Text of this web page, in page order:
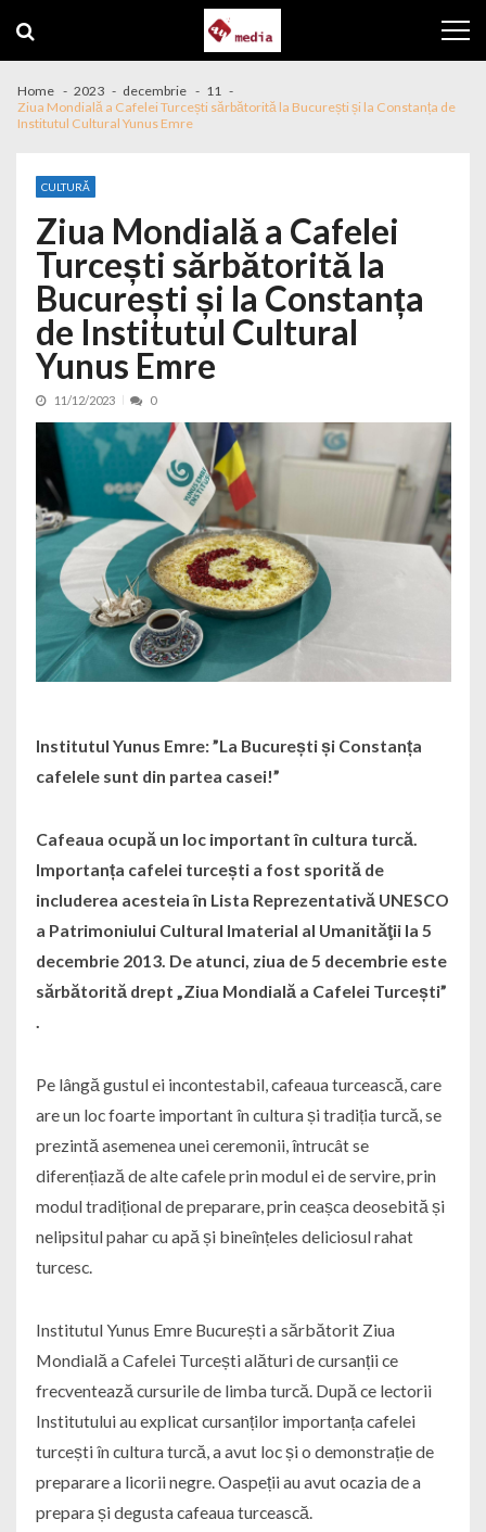
Home 2023 decembrie
11
Ziua Mondială a Cafelei Turcești sărbătorită la București și la Constanța de
Institutul Cultural Yunus Emre
CULTURĂ
Ziua Mondială a Cafelei
Turcești sărbătorită la
București și la Constanța
de Institutul Cultural
Yunus Emre
11/12/2023 0
Institutul Yunus Emre: ”La București și Constanța
cafelele sunt din partea casei!”
Cafeaua ocupă un loc important în cultura turcă.
Importanța cafelei turcești a fost sporită de
includerea acesteia în Lista Reprezentativă UNESCO
a Patrimoniului Cultural Imaterial al Umanităţii la 5
decembrie 2013. De atunci, ziua de 5 decembrie este
sărbătorită drept „Ziua Mondială a Cafelei Turcești”
.
Pe lângă gustul ei incontestabil, cafeaua turcească, care
are un loc foarte important în cultura și tradiția turcă, se
prezintă asemenea unei ceremonii, întrucât se
diferențiază de alte cafele prin modul ei de servire, prin
modul tradițional de preparare, prin ceașca deosebită și
nelipsitul pahar cu apă și bineînțeles deliciosul rahat
turcesc.
Institutul Yunus Emre București a sărbătorit Ziua
Mondială a Cafelei Turcești alături de cursanții ce
frecventează cursurile de limba turcă. După ce lectorii
Institutului au explicat cursanților importanța cafelei
turcești în cultura turcă, a avut loc și o demonstrație de
preparare a licorii negre. Oaspeții au avut ocazia de a
prepara și degusta cafeaua turcească.